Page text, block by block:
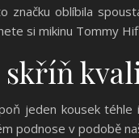
značku oblíbila
si mikinu Tommy
jeden kousek téhle
podnose v podobě